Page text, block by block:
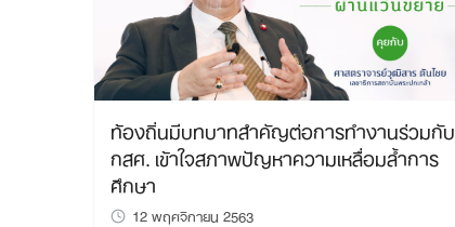
ท้องถิ่นมีบทบาทสำคัญต่อการทำงานร่วมกับ
กสศ. เข้าใจสภาพปัญหาความเหลื่อมล้ำการ
ศึกษา
12 พฤศจิกายน 2563